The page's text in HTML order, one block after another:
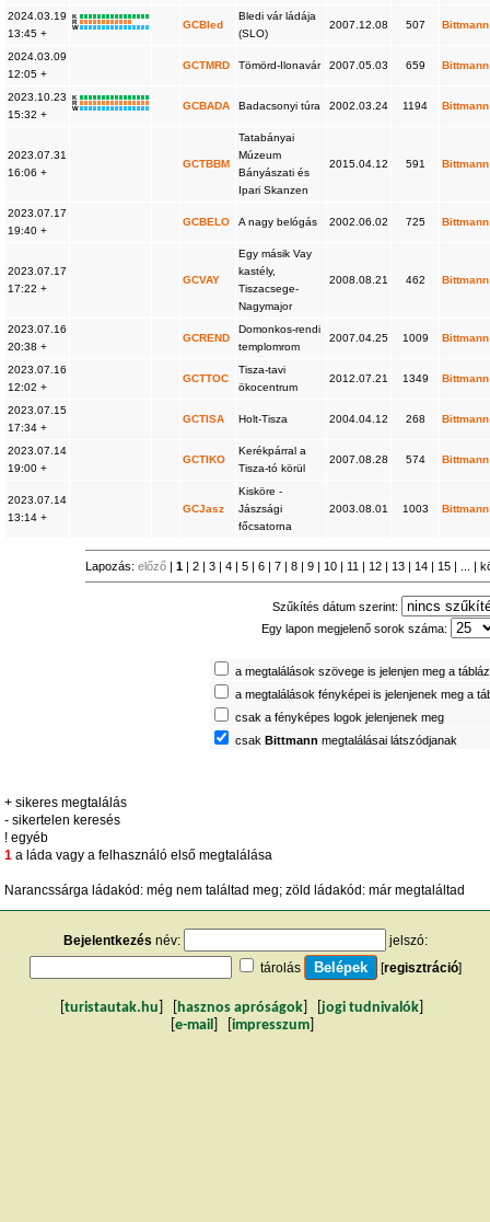
2024.03.19
13:45 +
K
R
W
GCBled
Bledi vár ládája
(SLO)
2007.12.08 507 Bittmann
2024.03.09
12:05 +
GCTMRD Tömörd-Ilonavár 2007.05.03 659 Bittmann
2023.10.23
15:32 +
K
R
W
GCBADA Badacsonyi túra 2002.03.24 1194 Bittmann
2023.07.31
16:06 +
GCTBBM
Tatabányai
Múzeum
Bányászati és
Ipari Skanzen
2015.04.12 591 Bittmann
2023.07.17
19:40 +
GCBELO A nagy belógás 2002.06.02 725 Bittmann
2023.07.17
17:22 +
GCVAY
Egy másik Vay
kastély,
Tiszacsege-
Nagymajor
2008.08.21 462 Bittmann
2023.07.16
20:38 +
GCREND
Domonkos-rendi
templomrom
2007.04.25 1009 Bittmann
2023.07.16
12:02 +
GCTTOC
Tisza-tavi
ökocentrum
2012.07.21 1349 Bittmann
2023.07.15
17:34 +
GCTISA Holt-Tisza 2004.04.12 268 Bittmann
2023.07.14
19:00 +
GCTIKO
Kerékpárral a
Tisza-tó körül
2007.08.28 574 Bittmann
2023.07.14
13:14 +
GCJasz
Kisköre -
Jászsági
főcsatorna
2003.08.01 1003 Bittmann
Lapozás:előző |1 | 2 | 3 | 4 | 5 | 6 | 7 | 8 | 9 | 10 | 11 | 12 | 13 | 14 | 15 | ... |
Szűkítés dátum szerint:
Egy lapon megjelenő sorok száma:
a megtalálások szövege is jelenjen meg a
a megtalálások fényképei is jelenjenek meg a
csak a fényképes logok jelenjenek meg
csakBittmann megtalálásai látszódjanak
+ sikeres megtalálás
- sikertelen keresés
! egyéb
1 a láda vagy a felhasználó első megtalálása
Narancssárga ládakód: még nem találtad meg; zöld ládakód: már megtaláltad
Bejelentkezés név:
jelszó:
tárolás
[regisztráció]
turistautak.hu hasznos apróságok jogi tudnivalók
e-mail impresszum]